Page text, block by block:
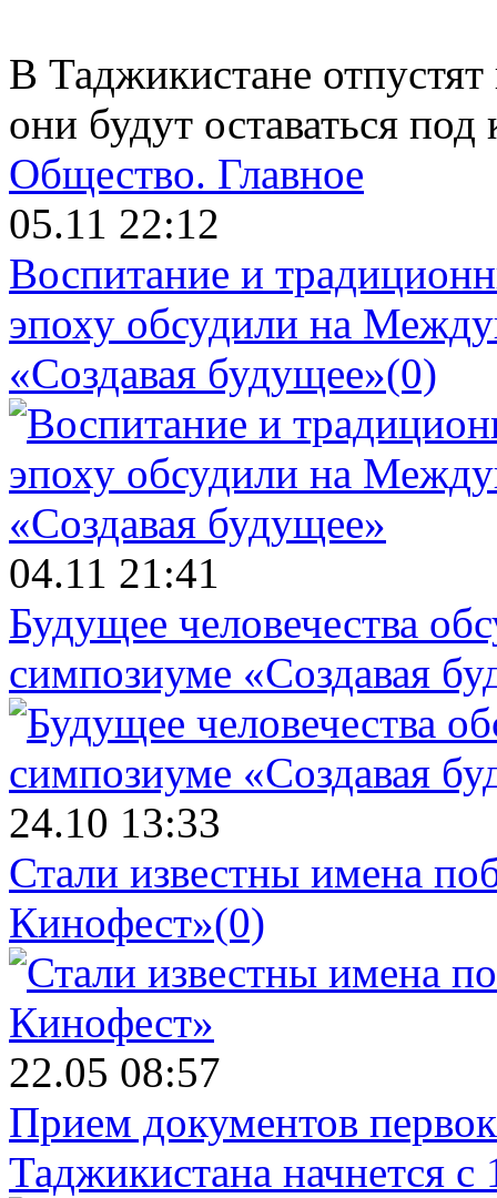
В Таджикистане
они будут оставаться
Общество. Главное
05.11 22:12
Воспитание и
эпоху обсудили на
«Создавая будущее»(0)
04.11 21:41
Будущее человечества
симпозиуме «Создавая
24.10 13:33
Стали известны имена
Кинофест»(0)
22.05 08:57
Прием документов
Таджикистана начнется с